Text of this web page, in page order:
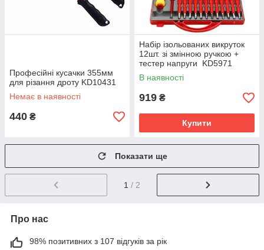
Професійні кусачки 355мм
для різання дроту KD10431
Немає в наявності
440 ₴
Набір ізольованих викруток
12шт. зі змінною ручкою +
тестер напруги KD5971
В наявності
919 ₴
Купити
Показати ще
1 / 2
Про нас
98% позитивних з 107 відгуків за рік